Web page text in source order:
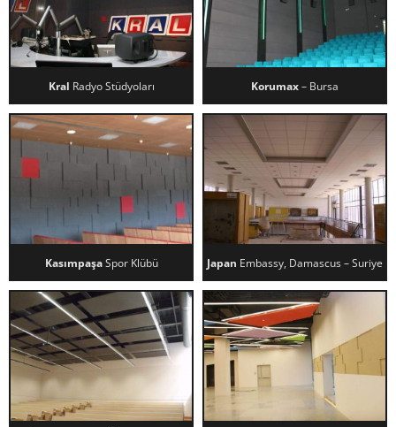
KRAL RADYO STÜDYOLARI
Kral Radyo Stüdyoları
KORUMAX – BURSA
Korumax– Bursa
KASIMPAŞA SPOR KLÜBÜ
KasımpaşaSpor Klübü
JAPAN EMBASSY, DAMASCUS –
SURIYE
Japan Embassy, Damascus – Suriye